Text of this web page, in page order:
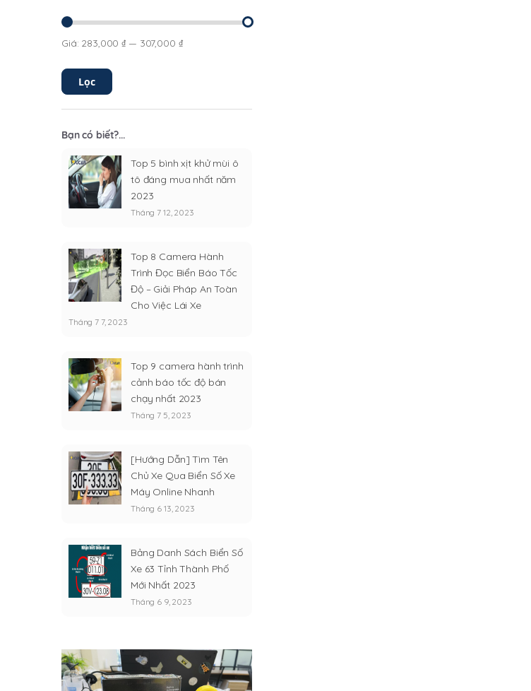
Giá
thiểu
Giá
đa
Lọc
Giá: 283,000 ₫ — 307,000 ₫
Bạn có biết?...
Top 5 bình xịt khử mùi ô
tô đáng mua nhất năm
2023
Tháng 7 12, 2023
Top 8 Camera Hành
Trình Đọc Biển Báo Tốc
Độ – Giải Pháp An Toàn
Cho Việc Lái Xe
Tháng 7 7, 2023
Top 9 camera hành trình
cảnh báo tốc độ bán
chạy nhất 2023
Tháng 7 5, 2023
[Hướng Dẫn] Tìm Tên
Chủ Xe Qua Biển Số Xe
Máy Online Nhanh
Tháng 6 13, 2023
Bảng Danh Sách Biển Số
Xe 63 Tỉnh Thành Phố
Mới Nhất 2023
Tháng 6 9, 2023